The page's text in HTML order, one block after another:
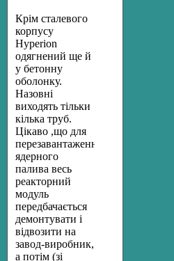
Крім сталевого
корпусу
Hyperion
одягнений ще й
у бетонну
оболонку.
Назовні
виходять тільки
кілька труб.
Цікаво ,що для
перезавантаження
ядерного
палива весь
реакторний
модуль
передбачається
демонтувати і
відвозити на
завод-виробник,
а потім (зі